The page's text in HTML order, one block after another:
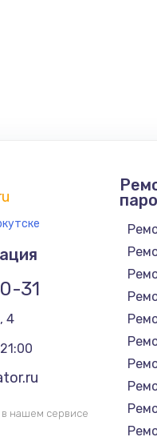
31
4
нашем сервисе